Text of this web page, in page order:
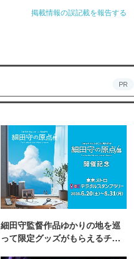
掲載情報の誤記載を報告する
PR
細田守監督作品ゆかりの地を巡
って限定グッズがもらえるチャ